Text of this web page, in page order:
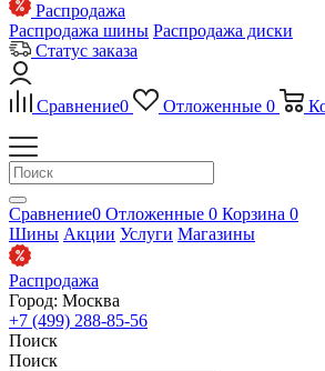
Распродажа
Распродажа шины Распродажа диски
Статус заказа
Сравнение0 Отложенные 0
Сравнение0 Отложенные 0 Корзина 0
Шины Акции Услуги Магазины
Распродажа
Город: Москва
+7 (499) 288-85-56
Поиск
Поиск